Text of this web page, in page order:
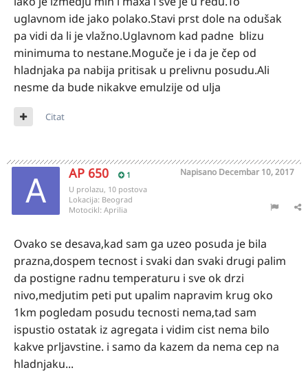
uglavnom ide jako polako.Stavi prst dole na odušak
pa vidi da li je vlažno.Uglavnom kad padne blizu
minimuma to nestane.Moguče je i da je čep od
hladnjaka pa nabija pritisak u prelivnu posudu.Ali
nesme da bude nikakve emulzije od ulja
Citat
AP 650 1 Napisano Decembar 10, 2017
U prolazu, 10 postova
Lokacija: Beograd
Motocikl: Aprilia
Ovako se desava,kad sam ga uzeo posuda je bila
prazna,dospem tecnost i svaki dan svaki drugi palim
da postigne radnu temperaturu i sve ok drzi
nivo,medjutim peti put upalim napravim krug oko
1km pogledam posudu tecnosti nema,tad sam
ispustio ostatak iz agregata i vidim cist nema bilo
kakve prljavstine. i samo da kazem da nema cep na
hladnjaku...